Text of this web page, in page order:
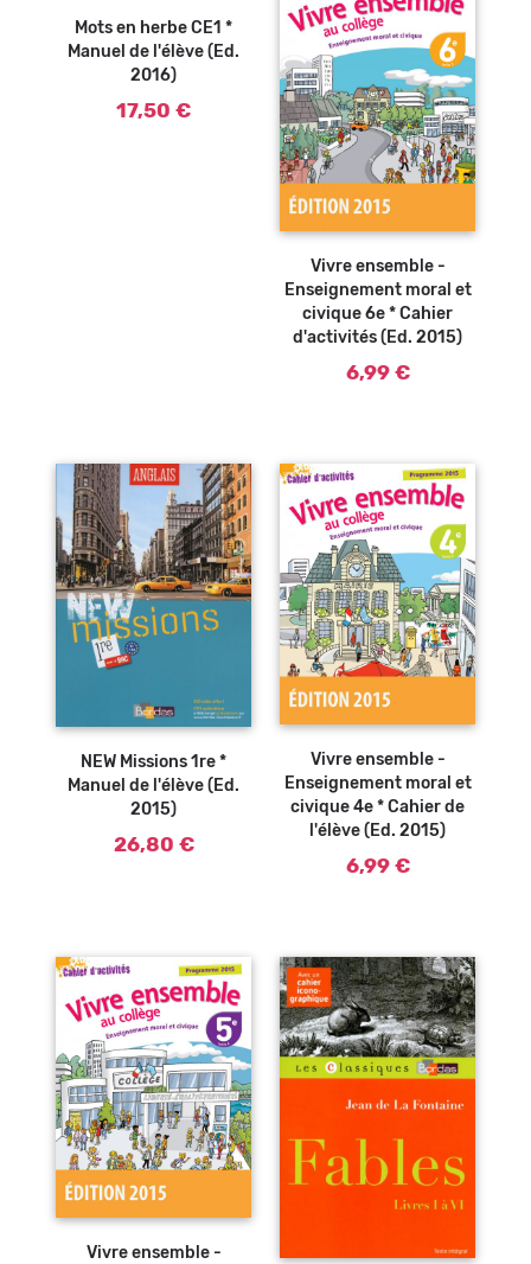
Mots en herbe CE1 *
Manuel de l'élève (Ed.
2016)
17,50 €
Vivre ensemble -
Enseignement moral et
civique 6e * Cahier
d'activités (Ed. 2015)
6,99 €
Ajouter au
NEW Missions 1re *
Manuel de l'élève (Ed.
2015)
26,80 €
Ajouter au
Vivre ensemble -
Enseignement moral et
civique 4e * Cahier de
l'élève (Ed. 2015)
6,99 €
Vivre ensemble -